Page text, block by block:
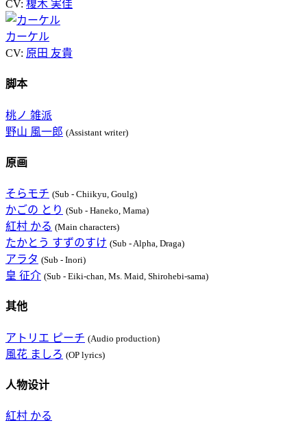
CV: 榎木 実佳
カーケル
CV: 原田 友貴
脚本
桃ノ 雑派
野山 風一郎 (Assistant writer)
原画
そらモチ (Sub - Chiikyu, Goulg)
かごの とり (Sub - Haneko, Mama)
紅村 かる (Main characters)
たかとう すずのすけ (Sub - Alpha, Draga)
アラタ (Sub - Inori)
皇 征介 (Sub - Eiki-chan, Ms. Maid, Shirohebi-sama)
其他
アトリエ ピーチ (Audio production)
風花 ましろ (OP lyrics)
人物设计
紅村 かる